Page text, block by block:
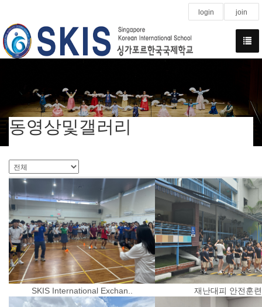
login join
동영상및갤러리
SKIS International Exchan.. 재난대피 안전훈련